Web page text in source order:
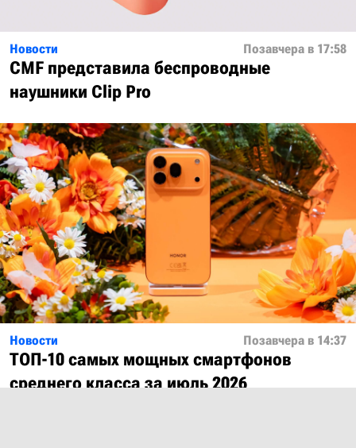
Новости Позавчера в 17:58
CMF представила беспроводные
наушники Clip Pro
Новости Позавчера в 14:37
ТОП-10 самых мощных смартфонов
среднего класса за июль 2026